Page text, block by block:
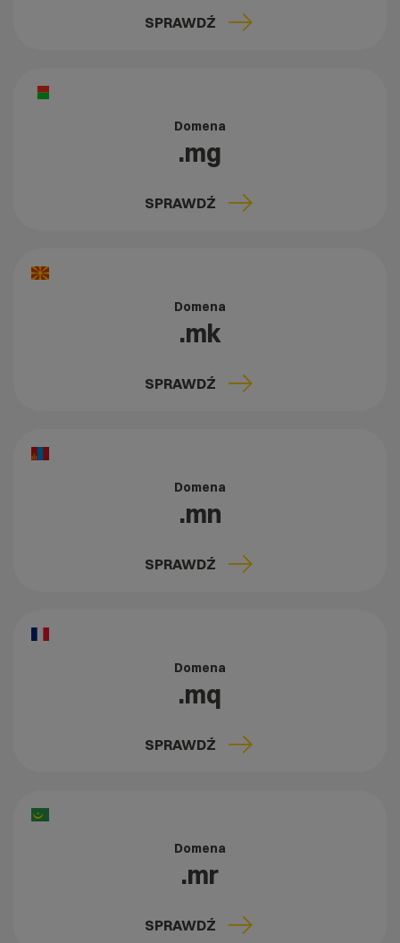
SPRAWDŹ
Domena
.mg
SPRAWDŹ
Domena
.mk
SPRAWDŹ
Domena
.mn
SPRAWDŹ
Domena
.mq
SPRAWDŹ
Domena
.mr
SPRAWDŹ